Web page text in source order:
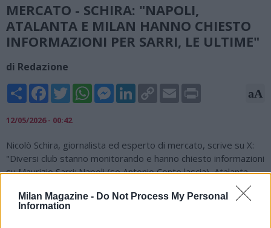
Milan Magazine - Do Not Process My Personal
Information
MERCATO - SCHIRA: "NAPOLI,
ATALANTA E MILAN HANNO CHIESTO
INFORMAZIONI PER SARRI, LE ULTIME"
di Redazione
Share FacebookTwitterWhatsAppMessengerLinkedInCopy
Link
Email aA
12/05/2026 - 00:42
Nicolò Schira, giornalista ed esperto di mercato, scrive su X:
"Diversi club stanno monitorando e hanno chiesto informazioni
su Maurizio Sarri: Napoli (se Antonio Conte lascia), Atalanta
(Giuntoli lo adora) e Milan (se Max Allegri lascia). Il contratto di
Sarri con Lazio scade nel 2028 (€2,5M/anno + 1M come
bonus)".